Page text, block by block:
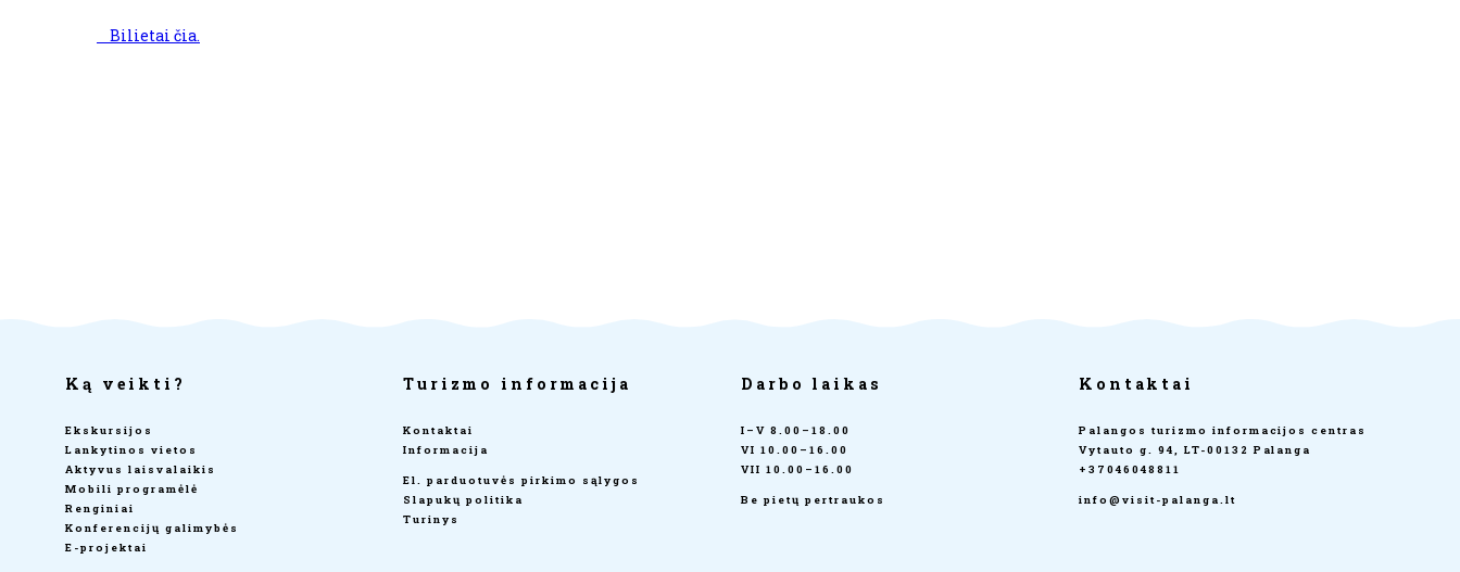
Bilietai čia.
Ką veikti?
Ekskursijos
Lankytinos vietos
Aktyvus laisvalaikis
Mobili programėlė
Renginiai
Konferencijų galimybės
E-projektai
Turizmo informacija
Kontaktai
Informacija
El. parduotuvės pirkimo sąlygos
Slapukų politika
Turinys
Darbo laikas
I–V 8.00–18.00
VI 10.00–16.00
VII 10.00–16.00
Be pietų pertraukos
Kontaktai
Palangos turizmo informacijos centras
Vytauto g. 94, LT-00132 Palanga
+37046048811
info@visit-palanga.lt